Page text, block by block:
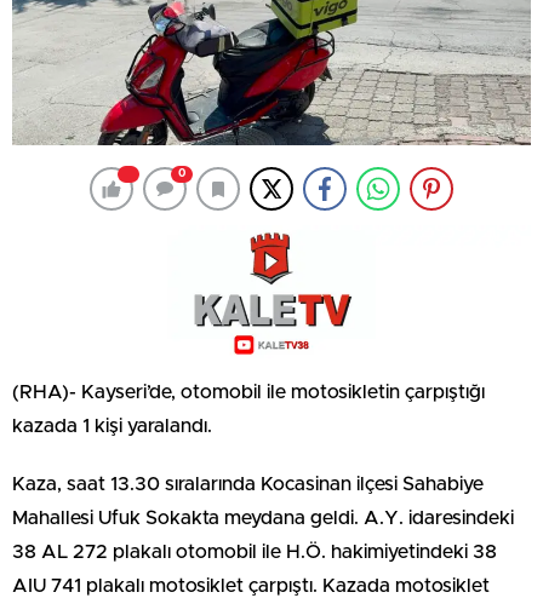
0
(RHA)- Kayseri’de, otomobil ile motosikletin çarpıştığı
kazada 1 kişi yaralandı.
Kaza, saat 13.30 sıralarında Kocasinan ilçesi Sahabiye
Mahallesi Ufuk Sokakta meydana geldi. A.Y. idaresindeki
38 AL 272 plakalı otomobil ile H.Ö. hakimiyetindeki 38
AIU 741 plakalı motosiklet çarpıştı. Kazada motosiklet